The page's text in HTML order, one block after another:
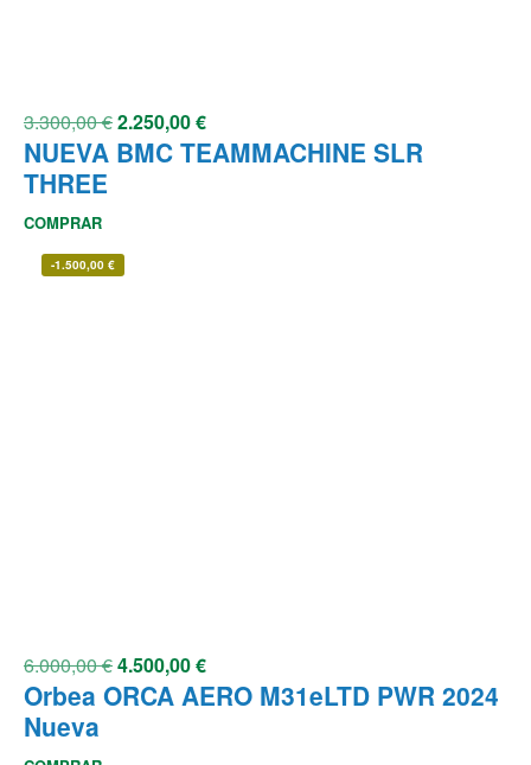
3.300,00€2.250,00€
NUEVA BMC TEAMMACHINE SLR
THREE
COMPRAR
-1.500,00 €
6.000,00€4.500,00€
Orbea ORCA AERO M31eLTD PWR 2024
Nueva